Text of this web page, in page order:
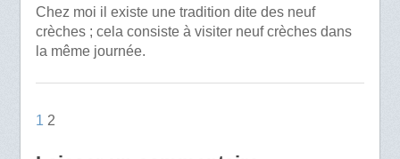
Chez moi il existe une tradition dite des neuf
crèches ; cela consiste à visiter neuf crèches dans
la même journée.
1 2